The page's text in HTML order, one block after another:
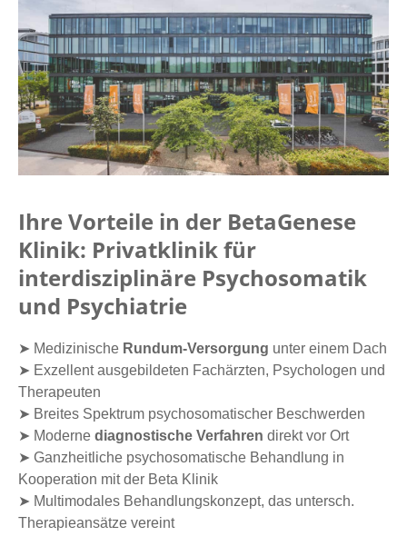
Ihre Vorteile in der BetaGenese
Klinik: Privatklinik für
interdisziplinäre Psychosomatik
und Psychiatrie
➤ Medizinische Rundum-Versorgung unter einem Dach
➤ Exzellent ausgebildeten Fachärzten, Psychologen und
Therapeuten
➤ Breites Spektrum psychosomatischer Beschwerden
➤ Moderne diagnostische Verfahren direkt vor Ort
➤ Ganzheitliche psychosomatische Behandlung in
Kooperation mit der Beta Klinik
➤ Multimodales Behandlungskonzept, das untersch.
Therapieansätze vereint